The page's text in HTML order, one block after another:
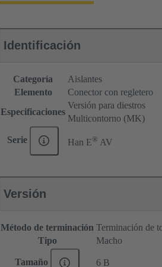
Identificación
Categoría
Aislantes
Elemento
Conector con regletero
Especificaciones
Versión para diestros
Multicontorno (MK)
Serie Han E® AV
Versión
Método de terminación Terminación de
Tipo
Macho
Tamaño 6 B